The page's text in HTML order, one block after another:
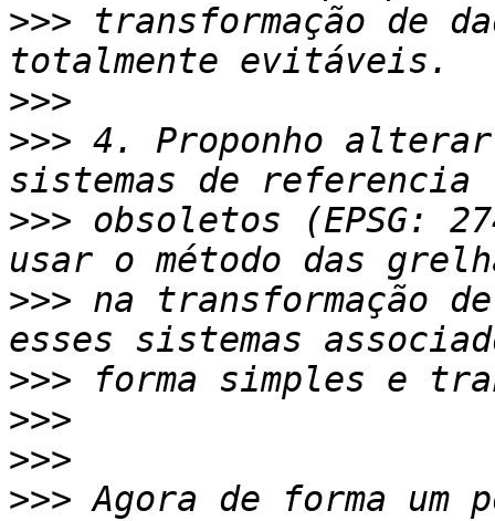
>>> transformação de
>>>
>>> 4. Proponho
>>> obsoletos (EPSG:
>>> na transformação
>>>
>>>
>>>
>>> Agora de forma um